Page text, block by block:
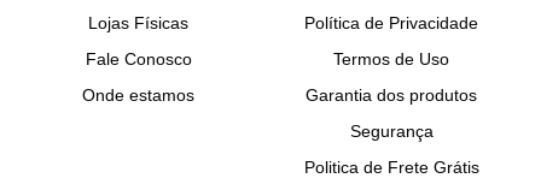
Lojas Físicas
Fale Conosco
Onde estamos
Política de Privacidade
Termos de Uso
Garantia dos produtos
Segurança
Politica de Frete Grátis